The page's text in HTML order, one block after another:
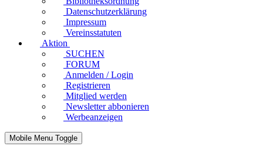
Datenschutzerklärung
Impressum
Vereinsstatuten
Aktion
SUCHEN
FORUM
Anmelden / Login
Registrieren
Mitglied werden
Newsletter abbonieren
Werbeanzeigen
Mobile Menu Toggle